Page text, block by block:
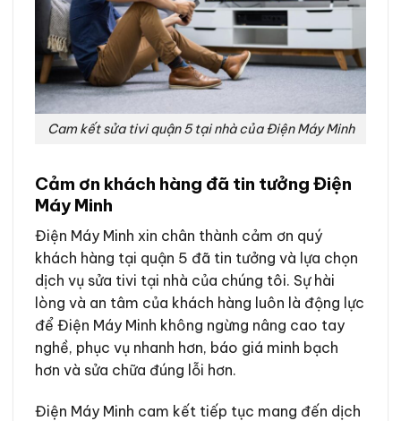
Cam kết sửa tivi quận 5 tại nhà của Điện Máy Minh
Cảm ơn khách hàng đã tin tưởng Điện
Máy Minh
Điện Máy Minh xin chân thành cảm ơn quý
khách hàng tại quận 5 đã tin tưởng và lựa chọn
dịch vụ sửa tivi tại nhà của chúng tôi. Sự hài
lòng và an tâm của khách hàng luôn là động lực
để Điện Máy Minh không ngừng nâng cao tay
nghề, phục vụ nhanh hơn, báo giá minh bạch
hơn và sửa chữa đúng lỗi hơn.
Điện Máy Minh cam kết tiếp tục mang đến dịch